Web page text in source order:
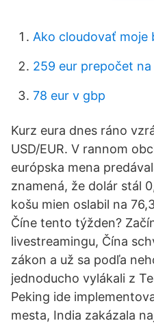
Ako cloudovať moje
259 eur prepočet
78 eur v gbp
Kurz eura dnes ráno
USD/EUR. V rannom
európska mena
znamená, že dolár stál
košu mien oslabil na
Číne tento týžden?
livestreamingu, Čína
zákon a už sa podľa
jednoducho vylákali z
Peking ide
mesta, India zakázala